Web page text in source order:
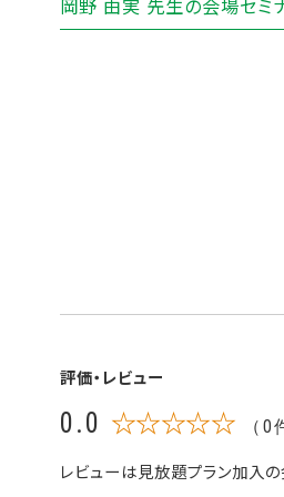
岡野 由実 先生の会場セミ
評価・レビュー
0.0 ☆☆☆☆☆ （0
レビューは見放題プラン加入